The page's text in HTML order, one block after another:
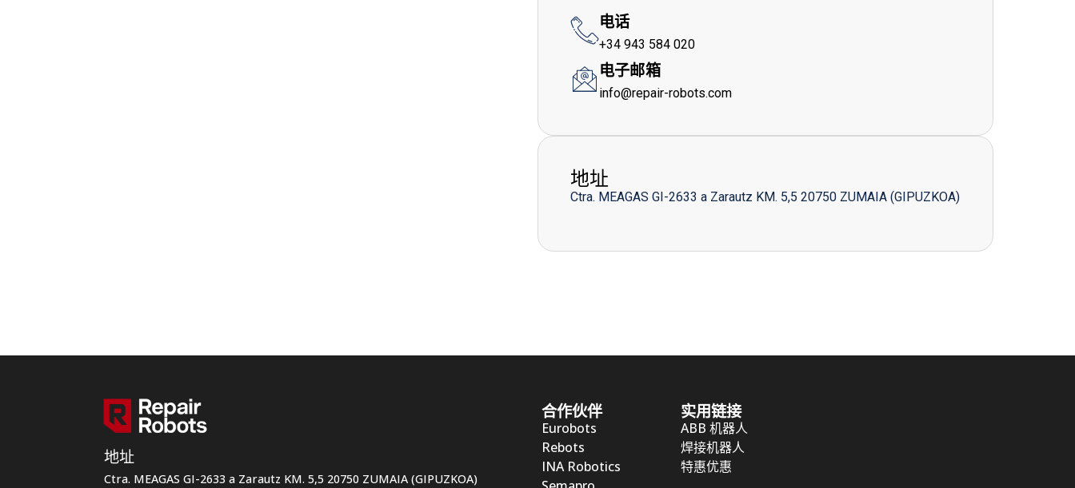
电话
+34 943 584 020
电子邮箱
info@repair-robots.com
地址
Ctra. MEAGAS GI-2633 a Zarautz KM. 5,5 20750 ZUMAIA (GIPUZKOA)
地址
Ctra. MEAGAS GI-2633 a Zarautz KM. 5,5 20750 ZUMAIA (GIPUZKOA)
合作伙伴
Eurobots
Rebots
INA Robotics
实用链接
ABB 机器人
焊接机器人
特惠优惠